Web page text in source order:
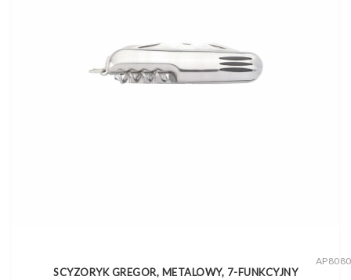
SCYZORYK GREGOR, METALOWY, 7-FUNKCYJNY